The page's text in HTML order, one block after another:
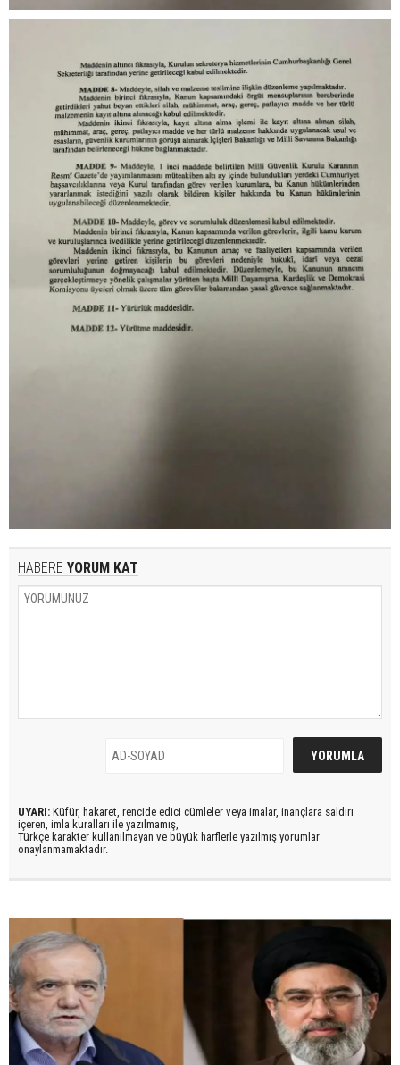
HABERE YORUM KAT
UYARI: Küfür, hakaret, rencide edici cümleler veya imalar, inançlara saldırı
içeren, imla kuralları ile yazılmamış,
Türkçe karakter kullanılmayan ve büyük harflerle yazılmış yorumlar
onaylanmamaktadır.